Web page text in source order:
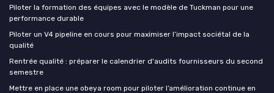
Piloter la formation des équipes avec le modèle de Tuckman pour une
performance durable
Piloter un V4 pipeline en cours pour maximiser l’impact sociétal de la
qualité
Rentrée qualité : préparer le calendrier d'audits fournisseurs du second
semestre
Mettre en place une obeya room pour piloter l’amélioration continue en